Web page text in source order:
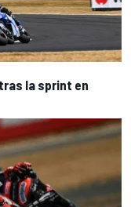
la sprint en